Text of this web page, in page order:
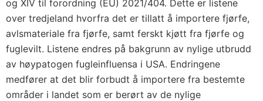
og XIV til forordning (EU) 2021/404. Dette er listene
over tredjeland hvorfra det er tillatt å importere fjørfe,
avlsmateriale fra fjørfe, samt ferskt kjøtt fra fjørfe og
fuglevilt. Listene endres på bakgrunn av nylige utbrudd
av høypatogen fugleinfluensa i USA. Endringene
medfører at det blir forbudt å importere fra bestemte
områder i landet som er berørt av de nylige